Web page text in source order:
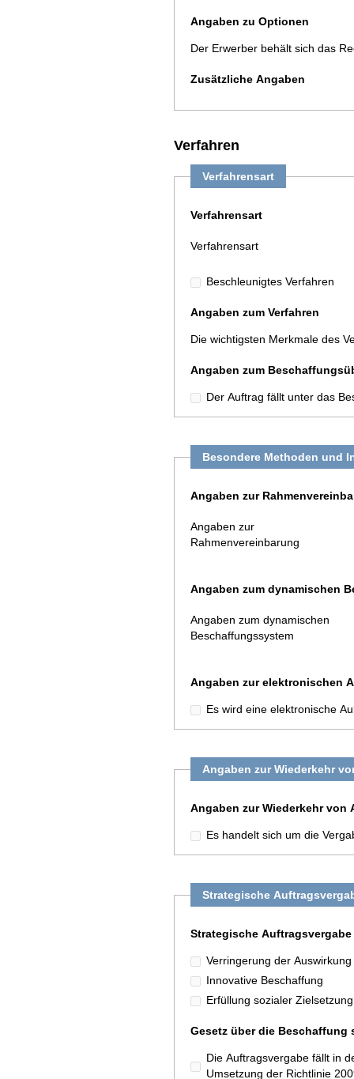
Angaben zu Optionen
Der Erwerber behält sich das
Zusätzliche Angaben
Verfahren
Verfahrensart
Verfahrensart
Verfahrensart
Beschleunigtes Verfahren
Angaben zum Verfahren
Die wichtigsten Merkmale des
Angaben zum
Der Auftrag fällt unter das
Besondere Methoden und
Angaben zur
Angaben zur
Rahmenvereinbarung
Angaben zum dynamischen
Angaben zum dynamischen
Beschaffungssystem
Angaben zur elektronischen
Es wird eine elektronische
Angaben zur Wiederkehr
Angaben zur Wiederkehr von
Es handelt sich um die
Strategische
Strategische Auftragsvergabe
Verringerung der
Innovative Beschaffung
Erfüllung sozialer Zielsetzung
Gesetz über die Beschaffung
Die Auftragsvergabe fällt in
Umsetzung der Richtlinie